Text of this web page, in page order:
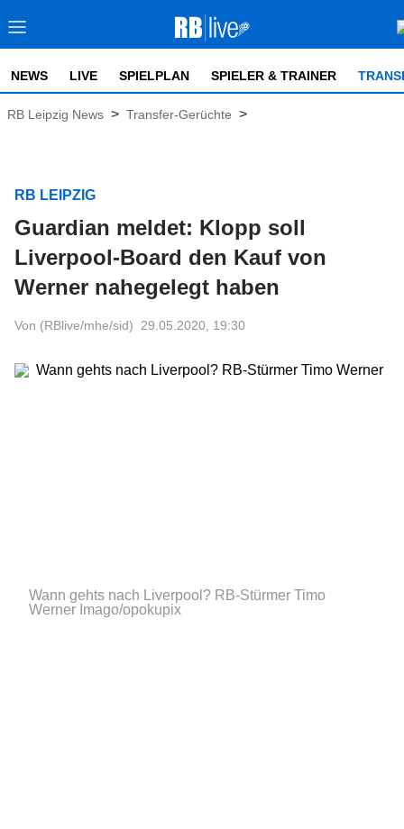
NEWS LIVE SPIELPLAN SPIELER & TRAINER
RB Leipzig News > Transfer-Gerüchte >
RB LEIPZIG
Guardian meldet: Klopp soll
Liverpool-Board den Kauf von
Werner nahegelegt haben
Von (RBlive/mhe/sid) 29.05.2020, 19:30
Wann gehts nach Liverpool? RB-Stürmer Timo
Werner Imago/opokupix